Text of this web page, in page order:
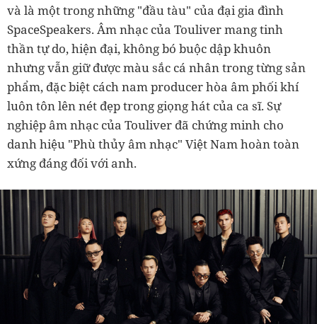
và là một trong những "đầu tàu" của đại gia đình
SpaceSpeakers. Âm nhạc của Touliver mang tinh
thần tự do, hiện đại, không bó buộc dập khuôn
nhưng vẫn giữ được màu sắc cá nhân trong từng sản
phẩm, đặc biệt cách nam producer hòa âm phối khí
luôn tôn lên nét đẹp trong giọng hát của ca sĩ. Sự
nghiệp âm nhạc của Touliver đã chứng minh cho
danh hiệu "Phù thủy âm nhạc" Việt Nam hoàn toàn
xứng đáng đối với anh.